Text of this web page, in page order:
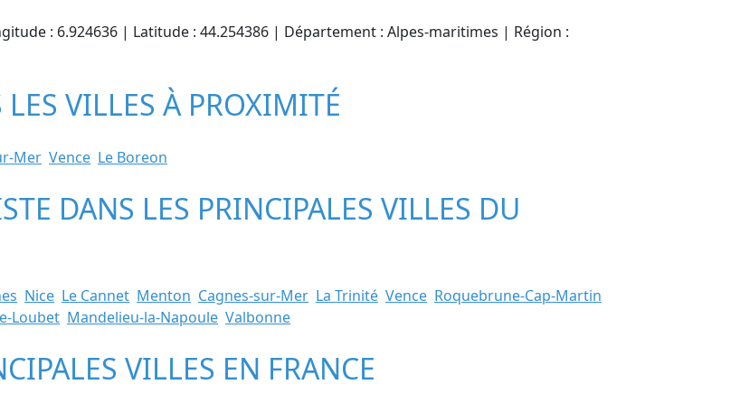
: 6.924636 | Latitude : 44.254386 | Département : Alpes-maritimes | Région :
VILLES À PROXIMITÉ
Mer Vence Le Boreon
DANS LES PRINCIPALES VILLES DU
Nice Le Cannet Menton Cagnes-sur-Mer La Trinité Vence Roquebrune-Cap-Martin
Loubet Mandelieu-la-Napoule Valbonne
VILLES EN FRANCE